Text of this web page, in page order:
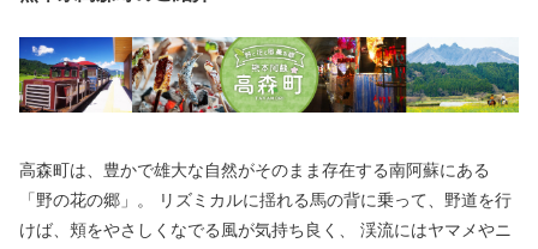
高森町は、豊かで雄大な自然がそのまま存在する南阿蘇にある
「野の花の郷」。 リズミカルに揺れる馬の背に乗って、野道を行
けば、頬をやさしくなでる風が気持ち良く、 渓流にはヤマメやニ